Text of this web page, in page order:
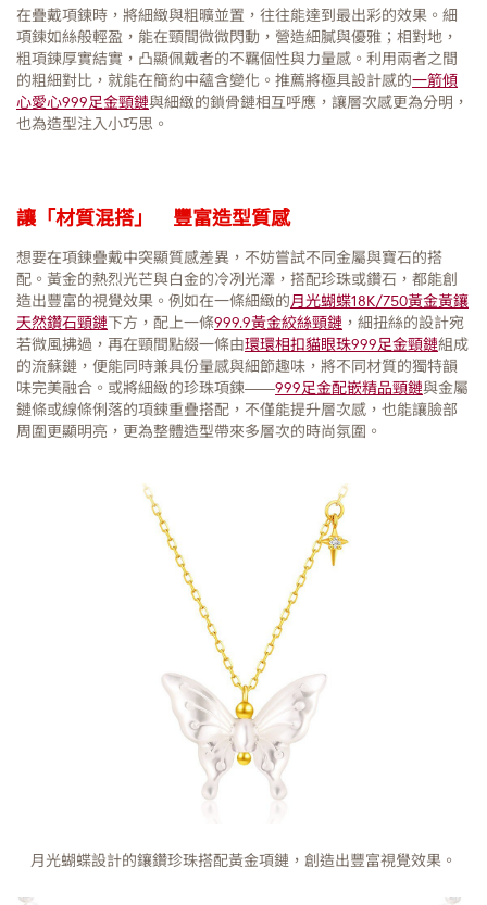
在疊戴項鍊時，將細緻與粗曠並置，往往能達到最出彩的效果。細
項鍊如絲般輕盈，能在頸間微微閃動，營造細膩與優雅；相對地，
粗項鍊厚實結實，凸顯佩戴者的不羈個性與力量感。利用兩者之間
的粗細對比，就能在簡約中蘊含變化。推薦將極具設計感的一箭傾
心愛心999足金頸鏈與細緻的鎖骨鏈相互呼應，讓層次感更為分明，
也為造型注入小巧思。
讓「材質混搭」 豐富造型質感
想要在項鍊疊戴中突顯質感差異，不妨嘗試不同金屬與寶石的搭
配。黃金的熱烈光芒與白金的冷冽光澤，搭配珍珠或鑽石，都能創
造出豐富的視覺效果。例如在一條細緻的月光蝴蝶18K/750黃金黃鑲
天然鑽石頸鏈下方，配上一條999.9黃金絞絲頸鏈 ，細扭絲的設計宛
若微風拂過，再在頸間點綴一條由環環相扣貓眼珠999足金頸鏈組成
的流蘇鏈，便能同時兼具份量感與細節趣味，將不同材質的獨特韻
味完美融合。或將細緻的珍珠項鍊——999足金配嵌精品頸鏈與金屬
鏈條或線條俐落的項鍊重疊搭配，不僅能提升層次感，也能讓臉部
周圍更顯明亮，更為整體造型帶來多層次的時尚氛圍。
月光蝴蝶設計的鑲鑽珍珠搭配黃金項鏈，創造出豐富視覺效果。